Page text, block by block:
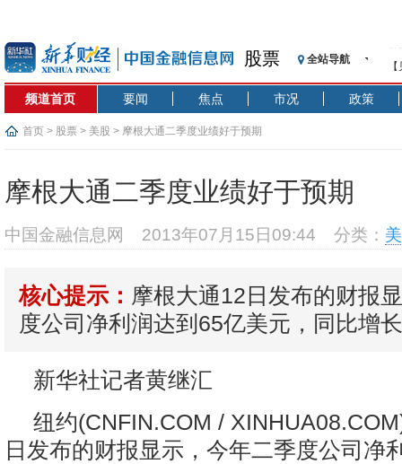
股票 全站导航
记
沥
济
频道首页 要闻 焦点 市况 政策
首页 > 股票 > 美股 > 摩根大通二季度业绩好于预期
摩根大通二季度业绩好于预期
中国金融信息网 2013年07月15日09:44 分类：
核心提示： 摩根大通12日发布的财报
度公司净利润达到65亿美元，同比增
新华社记者黄继汇
纽约(CNFIN.COM /
日发布的财报显示，今年二季度公司净